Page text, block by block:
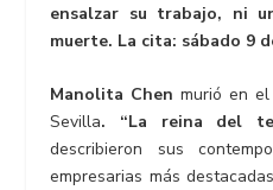
ensalzar su trabajo, ni
muerte. La cita: sábado 9
Manolita Chen murió en
Sevilla. “La reina del
describieron sus
empresarias más